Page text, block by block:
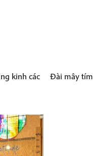
kinh các Đài mây tím